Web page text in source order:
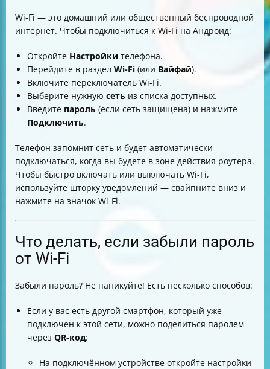
Wi-Fi — это домашний или общественный беспроводной
интернет. Чтобы подключиться к Wi-Fi на Андроид:
Откройте Настройки телефона.
Перейдите в раздел Wi-Fi (или Вайфай).
Включите переключатель Wi-Fi.
Выберите нужную сеть из списка доступных.
Введите пароль (если сеть защищена) и нажмите
Подключить.
Телефон запомнит сеть и будет автоматически
подключаться, когда вы будете в зоне действия роутера.
Чтобы быстро включать или выключать Wi-Fi,
используйте шторку уведомлений — свайпните вниз и
нажмите на значок Wi-Fi.
Что делать, если забыли пароль
от Wi-Fi
Забыли пароль? Не паникуйте! Есть несколько способов:
Если у вас есть другой смартфон, который уже
подключен к этой сети, можно поделиться паролем
через QR-код:
На подключённом устройстве откройте настройки